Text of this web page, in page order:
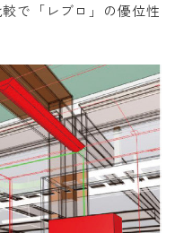
で「レブロ」の優位性